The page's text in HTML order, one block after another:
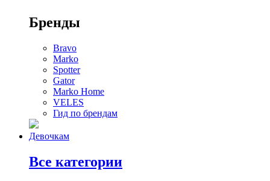
Бренды
Bravo
Marko
Spotter
Gator
Marko Home
VELES
Гид по брендам
Девочкам
Все категории